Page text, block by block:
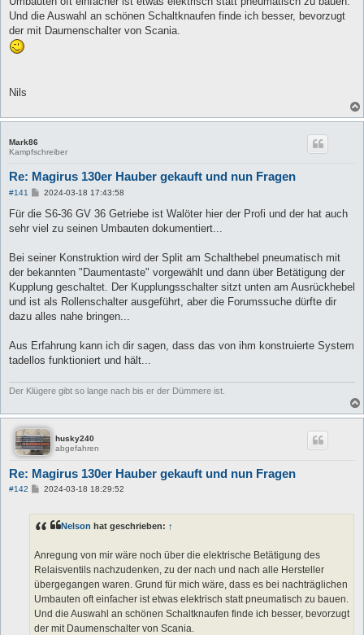
Und die Auswahl an schönen Schaltknaufen finde ich besser, bevorzugt
der mit Daumenschalter von Scania.
Nils
Mark86
Kampfschreiber
Re: Magirus 130er Hauber gekauft und nun Fragen
#141
B
i
r
2024-03-18 17:43:58
Für die S6-36 GV 36 Getriebe ist Walöter hier der Profi und der hat auch
sehr viel zu seinen Umbauten dokumentiert...
Bei seiner Konstruktion wird der Split am Schalthebel pneumatisch mit
der bekannten "Daumentaste" vorgewählt und dann über Betätigung der
Kupplung geschaltet. Der Kupplungsschalter sitzt unten am Ausrückhebel
und ist als Rollenschalter ausgeführt, aber die Forumssuche dürfte dir
dazu alles nahe bringen...
Aus Erfahrung kann ich dir sagen, dass das von ihm konstruierte System
tadellos funktioniert und hält...
Der Klügere gibt so lange nach bis er der Dümmere ist.
husky240
abgefahren
Re: Magirus 130er Hauber gekauft und nun Fragen
#142
B
r
2024-03-18 18:29:52
Nelson hat geschrieben: ↑
Anregung von mir wäre noch über die elektrische Betätigung des
Relaisventils nachzudenken, zu der nach und nach alle Hersteller
übergegangen waren. Grund für mich wäre, dass es bei nachträglichen
Umbauten oft einfacher ist etwas elektrisch statt pneumatisch zu bauen.
Und die Auswahl an schönen Schaltknaufen finde ich besser, bevorzugt
der mit Daumenschalter von Scania.